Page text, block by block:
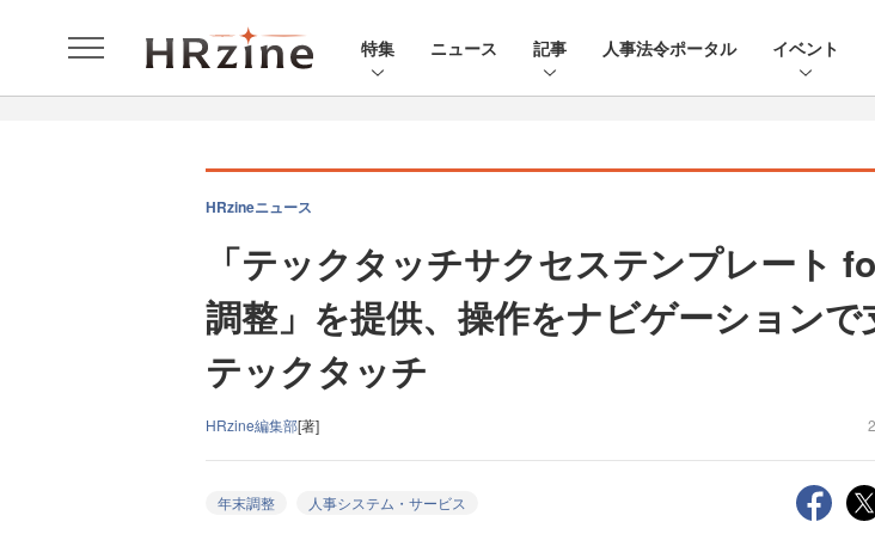
特集 ニュース 記事 人事法令ポータル イベント
HRzineニュース
「テックタッチサクセステンプレート
調整」を提供、操作をナビゲーション
テックタッチ
HRzine編集部[著]
年末調整 人事システム・サービス